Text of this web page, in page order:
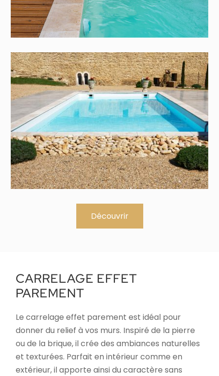
Découvrir
CARRELAGE EFFET
PAREMENT
Le carrelage effet parement est idéal pour
donner du relief à vos murs. Inspiré de la pierre
ou de la brique, il crée des ambiances naturelles
et texturées. Parfait en intérieur comme en
extérieur, il apporte ainsi du caractère sans